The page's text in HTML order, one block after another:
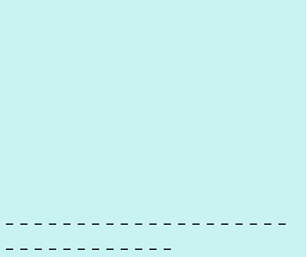
– – – – – – – – – – – – – – – – – – –
– – – – – – – – – – –